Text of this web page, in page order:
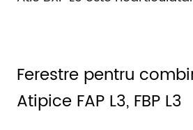
Ferestre pentru
Atipice FAP L3, FBP L3